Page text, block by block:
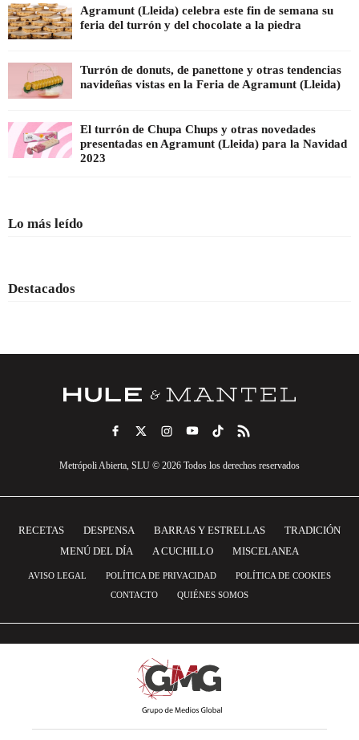
Agramunt (Lleida) celebra este fin de semana su
feria del turrón y del chocolate a la piedra
Turrón de donuts, de panettone y otras tendencias
navideñas vistas en la Feria de Agramunt (Lleida)
El turrón de Chupa Chups y otras novedades
presentadas en Agramunt (Lleida) para la Navidad
2023
Lo más leído
Destacados
Metrópoli Abierta, SLU © 2026 Todos los derechos reservados
RECETAS DESPENSA BARRAS Y ESTRELLAS
TRADICIÓN
MENÚ DEL DÍA
A CUCHILLO MISCELANEA
AVISO LEGAL POLÍTICA DE PRIVACIDAD
POLÍTICA DE COOKIES
CONTACTO
QUIÉNES SOMOS